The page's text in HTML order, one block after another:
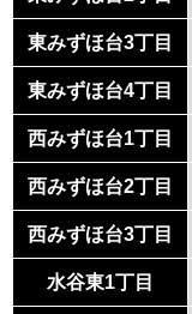
東みずほ台3丁目
東みずほ台4丁目
西みずほ台1丁目
西みずほ台2丁目
西みずほ台3丁目
水谷東1丁目